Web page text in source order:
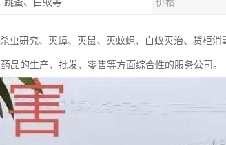
跳蚤、白蚁等 价格
虫研究、灭蟑、灭鼠、灭蚊蝇、白蚁灭治、货柜
品的生产、批发、零售等方面综合性的服务公司。